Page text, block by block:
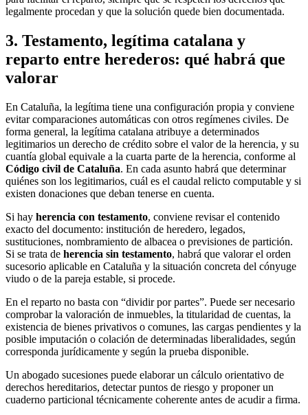
legalmente procedan y que la solución quede bien documentada.
3. Testamento, legítima catalana y
reparto entre herederos: qué habrá que
valorar
En Cataluña, la legítima tiene una configuración propia y conviene
evitar comparaciones automáticas con otros regímenes civiles. De
forma general, la legítima catalana atribuye a determinados
legitimarios un derecho de crédito sobre el valor de la herencia, y su
cuantía global equivale a la cuarta parte de la herencia, conforme al
Código civil de Cataluña. En cada asunto habrá que determinar
quiénes son los legitimarios, cuál es el caudal relicto computable y si
existen donaciones que deban tenerse en cuenta.
Si hay herencia con testamento, conviene revisar el contenido
exacto del documento: institución de heredero, legados,
sustituciones, nombramiento de albacea o previsiones de partición.
Si se trata de herencia sin testamento, habrá que valorar el orden
sucesorio aplicable en Cataluña y la situación concreta del cónyuge
viudo o de la pareja estable, si procede.
En el reparto no basta con “dividir por partes”. Puede ser necesario
comprobar la valoración de inmuebles, la titularidad de cuentas, la
existencia de bienes privativos o comunes, las cargas pendientes y la
posible imputación o colación de determinadas liberalidades, según
corresponda jurídicamente y según la prueba disponible.
Un abogado sucesiones puede elaborar un cálculo orientativo de
derechos hereditarios, detectar puntos de riesgo y proponer un
cuaderno particional técnicamente coherente antes de acudir a firma.